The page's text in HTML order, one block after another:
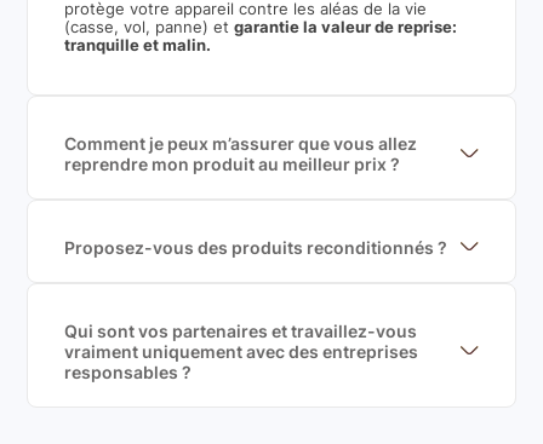
protège votre appareil contre les aléas de la vie
(casse, vol, panne) etgarantie la valeur de reprise:
tranquille et malin.
Comment je peux m’assurer que vous allez
reprendre mon produit au meilleur prix ?
garantir le meilleur prix de rachat. De plus, nous
sommes rémunéré à la commission sur la valeur de
Proposez-vous des produits reconditionnés ?
produits officiels de grandes marques et du
reconditionné de haute qualité
Qui sont vos partenaires et travaillez-vous
vraiment uniquement avec des entreprises
responsables ?